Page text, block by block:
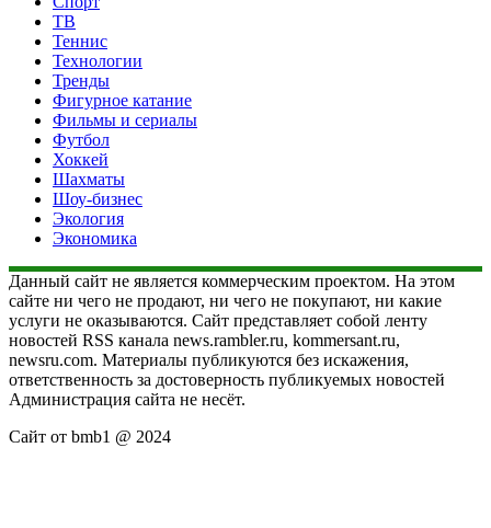
ТВ
Теннис
Технологии
Тренды
Фигурное катание
Фильмы и сериалы
Футбол
Хоккей
Шахматы
Шоу-бизнес
Экология
Экономика
Данный сайт не является коммерческим проектом. На этом
сайте ни чего не продают, ни чего не покупают, ни какие
услуги не оказываются. Сайт представляет собой ленту
новостей RSS канала news.rambler.ru, kommersant.ru,
newsru.com. Материалы публикуются без искажения,
ответственность за достоверность публикуемых новостей
Администрация сайта не несёт.
Сайт от bmb1 @ 2024